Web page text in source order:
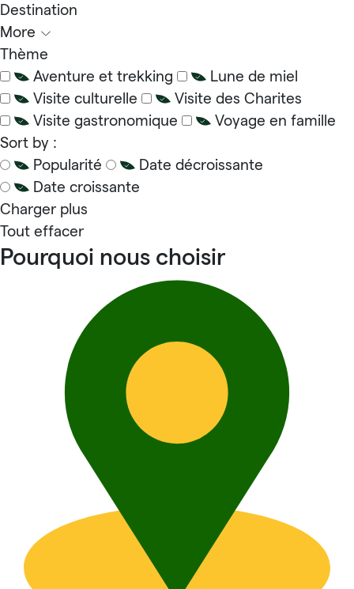
Destination
More
Thème
Aventure et trekking
Lune de miel
Visite culturelle
Visite des Charites
Visite gastronomique
Voyage en famille
Sort by :
Popularité
Date décroissante
Date croissante
Charger plus
Tout effacer
Pourquoi nous choisir